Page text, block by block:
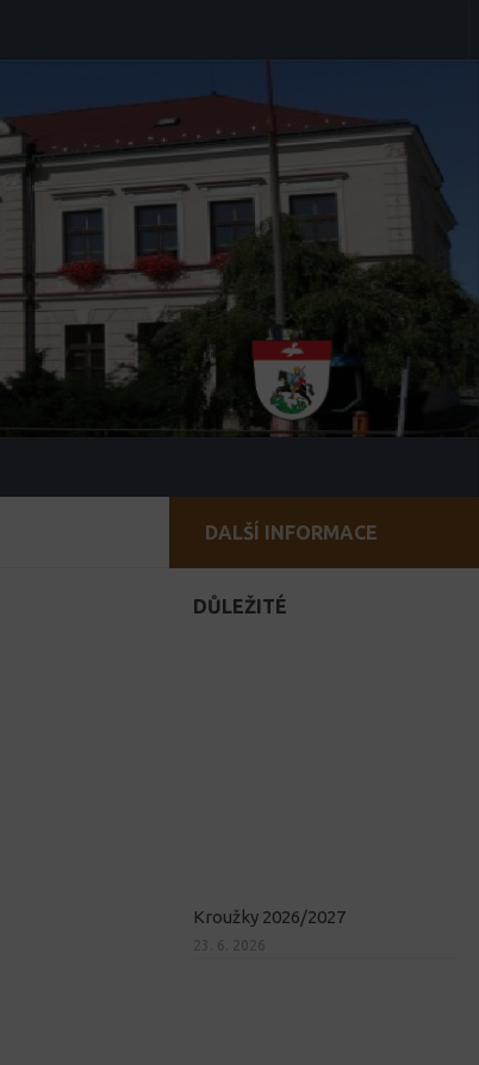
DALŠÍ INFORMACE
DŮLEŽITÉ
Kroužky 2026/2027
23. 6. 2026